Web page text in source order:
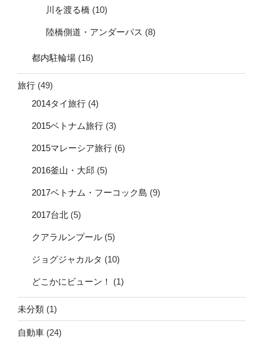
川を渡る橋 (10)
陸橋側道・アンダーパス (8)
都内駐輪場 (16)
旅行 (49)
2014タイ旅行 (4)
2015ベトナム旅行 (3)
2015マレーシア旅行 (6)
2016釜山・大邱 (5)
2017ベトナム・フーコック島 (9)
2017台北 (5)
クアラルンプール (5)
ジョグジャカルタ (10)
どこかにビューン！ (1)
未分類 (1)
自動車 (24)